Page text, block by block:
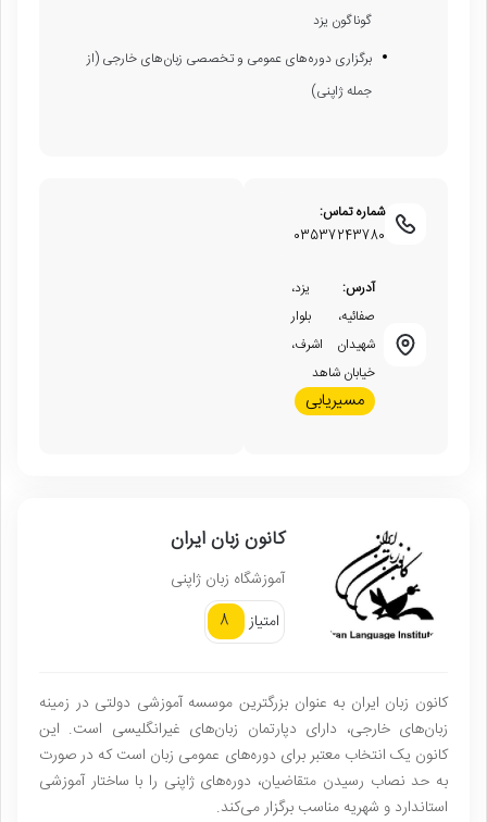
گوناگون یزد
برگزاری دوره‌های عمومی و تخصصی زبان‌های خارجی (از
جمله ژاپنی)
شماره تماس:
03537243780
آدرس: یزد،
صفائیه، بلوار
شهیدان اشرف،
خیابان شاهد
مسیریابی
کانون زبان ایران
آموزشگاه زبان ژاپنی
امتیاز
8
کانون زبان ایران به عنوان بزرگترین موسسه آموزشی دولتی در زمینه
زبان‌های خارجی، دارای دپارتمان زبان‌های غیرانگلیسی است. این
کانون یک انتخاب معتبر برای دوره‌های عمومی زبان است که در صورت
به حد نصاب رسیدن متقاضیان، دوره‌های ژاپنی را با ساختار آموزشی
استاندارد و شهریه مناسب برگزار می‌کند.